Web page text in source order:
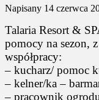
Napisany 14 czerwca
Talaria Resort &
pomocy na sezon,
współpracy:
– kucharz/ pomoc
– kelner/ka –
– pracownik